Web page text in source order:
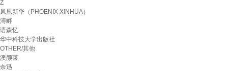
Z
凤凰新华（PHOENIX XINHUA）
溥畔
语森忆
华中科技大学出版社
OTHER/其他
澳颜莱
奈迅